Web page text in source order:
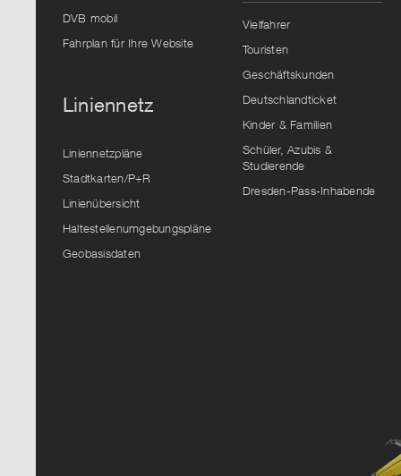
DVB mobil
Fahrplan für Ihre Website
Liniennetz
Liniennetzpläne
Stadtkarten/P+R
Linienübersicht
Haltestellenumgebungspläne
Geobasisdaten
Vielfahrer
Touristen
Geschäftskunden
Deutschlandticket
Kinder & Familien
Schüler, Azubis &
Studierende
Dresden-Pass-Inhabende